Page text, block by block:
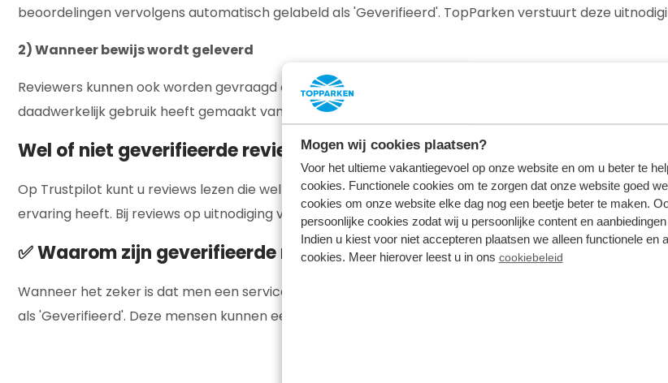
Mogen wij cookies plaatsen?
Voor het ultieme vakantiegevoel op onze website en om u beter te
cookies. Functionele cookies om te zorgen dat onze website goed
cookies om onze website elke dag nog een beetje beter te maken.
persoonlijke cookies zodat wij u persoonlijke content en
Indien u kiest voor niet accepteren plaatsen we alleen functionele en
cookies. Meer hierover leest u in ons cookiebeleid
beoordelingen vervolgens automatisch gelabeld als 'Geverifieerd'. TopParken verstuurt deze
2) Wanneer bewijs wordt geleverd
Reviewers kunnen ook worden gevraagd om documentatie op te sturen die hun service- of
daadwerkelijk gebruik heeft gemaakt van een product of service.
Wel of niet geverifieerde reviews bij Trustpilot?
Op Trustpilot kunt u reviews lezen die wel en niet geverifieerd zijn. Bij de organische reviews is er
ervaring heeft. Bij reviews op uitnodiging van een organisatie wél. Deze beoordelingen zijn dan ook te
✅ Waarom zijn geverifieerde reviews beter?
Wanneer het zeker is dat men een service ervaring heeft gehad (in het geval van TopParken dus
als 'Geverifieerd'. Deze mensen kunnen een eerlijke en betrouwbare mening delen, dat geldt niet